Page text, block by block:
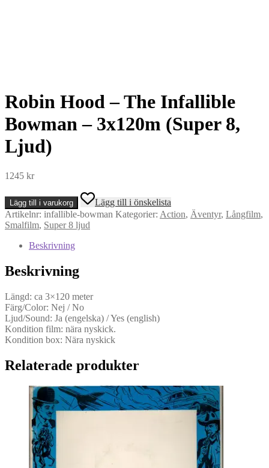
Robin Hood – The Infallible
Bowman – 3x120m (Super 8,
Ljud)
1245 kr
Robin
Hood
-
The
Bowman
3x120m
8,
Ljud)
mängd
Lägg till i varukorg
Lägg till i önskelista
Artikelnr: infallible-bowman Kategorier: Action, Äventyr, Långfilm,
Smalfilm, Super 8 ljud
Beskrivning
Beskrivning
Längd: ca 3×120 meter
Färg/Color: Nej / No
Ljud/Sound: Ja (engelska) / Yes (english)
Kondition film: nära nyskick.
Kondition box: Nära nyskick
Relaterade produkter